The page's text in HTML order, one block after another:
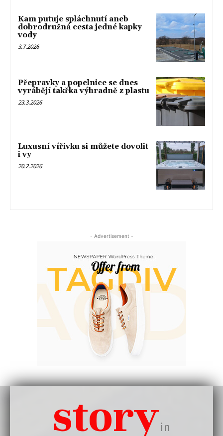
Kam putuje spláchnutí aneb
dobrodružná cesta jedné kapky
vody
3.7.2026
Přepravky a popelnice se dnes
vyrábějí takřka výhradně z plastu
23.3.2026
Luxusní vířivku si můžete dovolit
i vy
20.2.2026
- Advertisement -
storyin